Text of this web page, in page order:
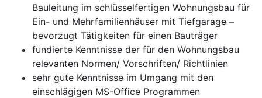
Bauleitung im schlüsselfertigen Wohnungsbau für
Ein- und Mehrfamilienhäuser mit Tiefgarage –
bevorzugt Tätigkeiten für einen Bauträger
fundierte Kenntnisse der für den Wohnungsbau
relevanten Normen/ Vorschriften/ Richtlinien
sehr gute Kenntnisse im Umgang mit den
einschlägigen MS-Office Programmen